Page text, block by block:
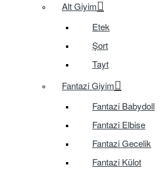
Alt Giyim
Etek
Şort
Tayt
Fantazi Giyim
Fantazi Babydoll
Fantazi Elbise
Fantazi Gecelik
Fantazi Külot